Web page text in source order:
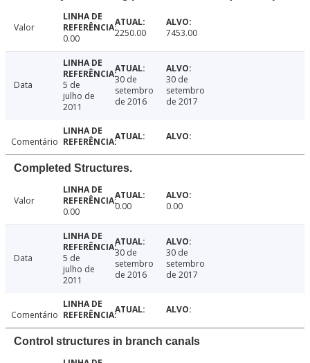
Valor
0.00
2250.00 7453.00
Data
5 de
julho de
2011
30 de
setembro
de 2016
30 de
setembro
de 2017
Comentário
Completed Structures.
Valor
0.00
0.00 0.00
Data
5 de
julho de
2011
30 de
setembro
de 2016
30 de
setembro
de 2017
Comentário
Control structures in branch canals